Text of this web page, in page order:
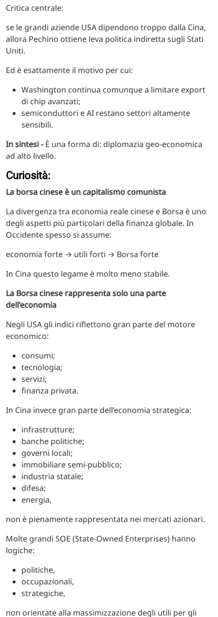
Critica centrale:
se le grandi aziende USA dipendono troppo dalla Cina,
allora Pechino ottiene leva politica indiretta sugli Stati
Uniti.
Ed è esattamente il motivo per cui:
Washington continua comunque a limitare export
di chip avanzati;
semiconduttori e AI restano settori altamente
sensibili.
In sintesi -È una forma di: diplomazia geo-economica
ad alto livello.
Curiosità:
La borsa cinese è un capitalismo comunista
La divergenza tra economia reale cinese e Borsa è uno
degli aspetti più particolari della finanza globale. In
Occidente spesso si assume:
economia forte → utili forti → Borsa forte
In Cina questo legame è molto meno stabile.
La Borsa cinese rappresenta solo una parte
dell’economia
Negli USA gli indici riflettono gran parte del motore
economico:
consumi;
tecnologia;
servizi;
finanza privata.
In Cina invece gran parte dell’economia strategica:
infrastrutture;
banche politiche;
governi locali;
immobiliare semi-pubblico;
industria statale;
difesa;
energia,
non è pienamente rappresentata nei mercati azionari.
Molte grandi SOE (State-Owned Enterprises) hanno
logiche:
politiche,
occupazionali,
strategiche,
non orientate alla massimizzazione degli utili per gli